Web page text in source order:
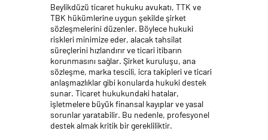
Beylikdüzü ticaret hukuku avukatı, TTK ve
TBK hükümlerine uygun şekilde şirket
sözleşmelerini düzenler. Böylece hukuki
riskleri minimize eder, alacak tahsilat
süreçlerini hızlandırır ve ticari itibarın
korunmasını sağlar. Şirket kuruluşu, ana
sözleşme, marka tescili, icra takipleri ve ticari
anlaşmazlıklar gibi konularda hukuki destek
sunar. Ticaret hukukundaki hatalar,
işletmelere büyük finansal kayıplar ve yasal
sorunlar yaratabilir. Bu nedenle, profesyonel
destek almak kritik bir gerekliliktir.